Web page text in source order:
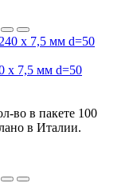
х 7,5 мм d=50
во в пакете 100
в Италии.